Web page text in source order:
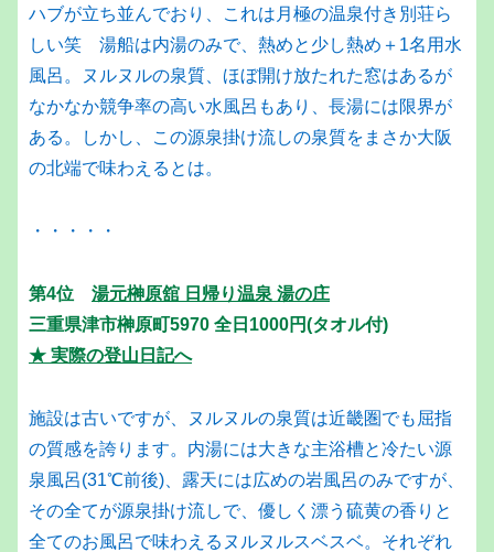
ハブが立ち並んでおり、これは月極の温泉付き別荘ら
しい笑 湯船は内湯のみで、熱めと少し熱め＋1名用水
風呂。ヌルヌルの泉質、ほぼ開け放たれた窓はあるが
なかなか競争率の高い水風呂もあり、長湯には限界が
ある。しかし、この源泉掛け流しの泉質をまさか大阪
の北端で味わえるとは。
・・・・・
第4位 湯元榊原舘 日帰り温泉 湯の庄
三重県津市榊原町5970 全日1000円(タオル付)
★ 実際の登山日記へ
施設は古いですが、ヌルヌルの泉質は近畿圏でも屈指
の質感を誇ります。内湯には大きな主浴槽と冷たい源
泉風呂(31℃前後)、露天には広めの岩風呂のみですが、
その全てが源泉掛け流しで、優しく漂う硫黄の香りと
全てのお風呂で味わえるヌルヌルスベスベ。それぞれ